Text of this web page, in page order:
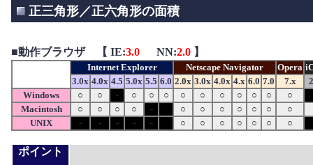
正三角形／正六角形の面積
■動作ブラウザ 【 IE:3.0 NN:2.0 】
Internet Explorer Netscape Navigator Opera
3.0x 4.0x 4.5 5.0x 5.5 6.0 2.0x 3.0x 4.0x 4.x 6.0 7.0 7.x
Windows
○ ○ - ○ ○ ○ ○ ○ ○ ○ ○ ○
○
Macintosh
○ ○ ○ ○ - ○ ○ ○ ○ ○ ○ ○
UNIX
- - - - - ○ ○ ○ ○ ○ ○ ○
ポイント